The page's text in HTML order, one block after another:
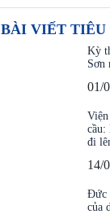
BÀI VIẾT
Kỳ
Sơn
01/
cầu:
đi
14/
Đức
của